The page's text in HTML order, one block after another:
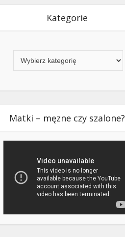
Kategorie
Matki – męzne czy szalone?